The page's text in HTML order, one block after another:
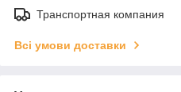
Транспортная компания
Всі умови доставки